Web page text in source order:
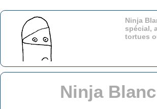
Ninja
spécial,
tortues
Ninja